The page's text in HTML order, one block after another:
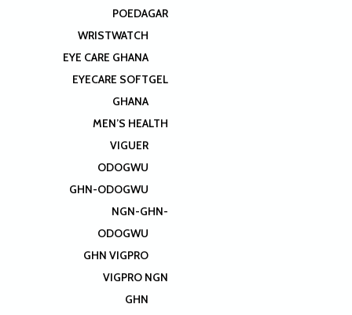
POEDAGAR
WRISTWATCH
EYE CARE GHANA
EYECARE SOFTGEL
GHANA
MEN’S HEALTH
VIGUER
ODOGWU
GHN-ODOGWU
NGN-GHN-
ODOGWU
GHN VIGPRO
VIGPRO NGN
GHN